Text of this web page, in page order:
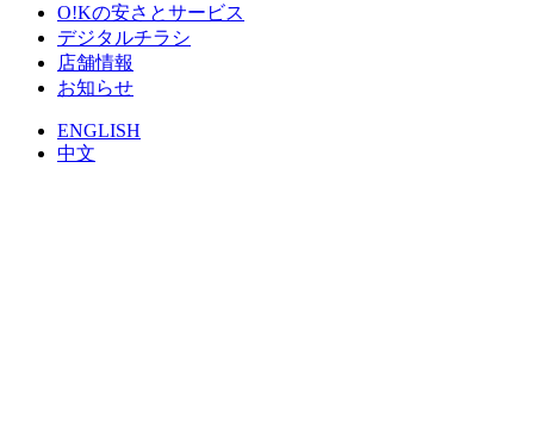
O!Kの安さとサービス
デジタルチラシ
店舗情報
お知らせ
ENGLISH
中文